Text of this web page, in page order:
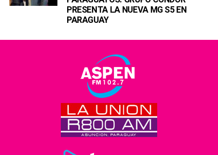
PRESENTA LA NUEVA MG S5 EN
PARAGUAY